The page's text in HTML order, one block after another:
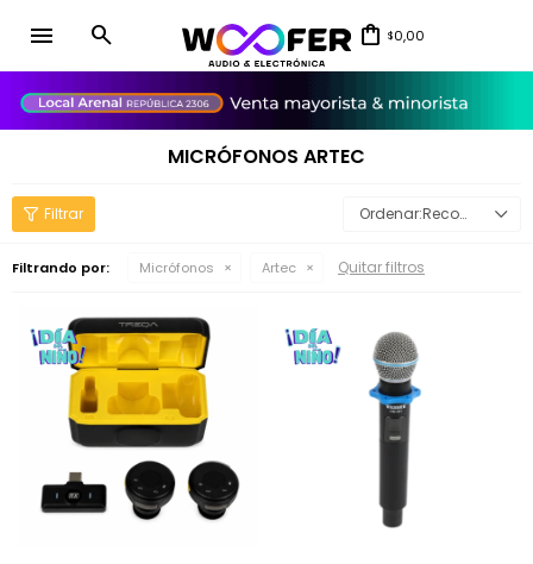
menu $0,00
MICRÓFONOS ARTEC
Recomendados
Filtrando por: Micrófonos Artec Quitar filtros
close